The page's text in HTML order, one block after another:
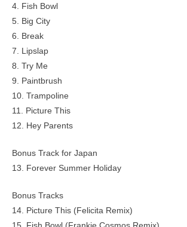
4. Fish Bowl
5. Big City
6. Break
7. Lipslap
8. Try Me
9. Paintbrush
10. Trampoline
11. Picture This
12. Hey Parents
Bonus Track for Japan
13. Forever Summer Holiday
Bonus Tracks
14. Picture This (Felicita Remix)
15. Fish Bowl (Frankie Cosmos Remix)